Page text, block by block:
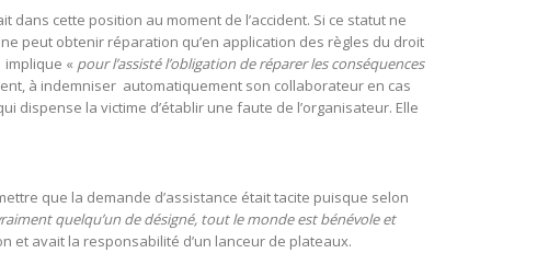
cette position au moment de l’accident. Si ce statut ne
peut obtenir réparation qu’en application des règles du droit
implique « pour l’assisté l’obligation de réparer les conséquences
à indemniser automatiquement son collaborateur en cas
dispense la victime d’établir une faute de l’organisateur. Elle
que la demande d’assistance était tacite puisque selon
quelqu’un de désigné, tout le monde est bénévole et
et avait la responsabilité d’un lanceur de plateaux.